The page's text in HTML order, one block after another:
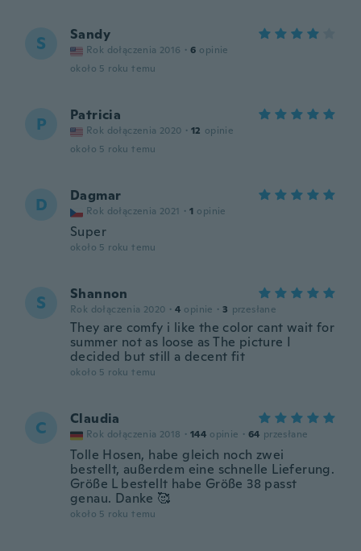
S Sandy
Rok dołączenia 2016 · 6 opinie
około 5 roku temu
P Patricia
Rok dołączenia 2020 · 12 opinie
około 5 roku temu
D Dagmar
Rok dołączenia 2021 · 1 opinie
Super
około 5 roku temu
S Shannon
Rok dołączenia 2020 · 4 opinie · 3 przesłane
They are comfy i like the color cant wait for
summer not as loose as The picture I
decided but still a decent fit
około 5 roku temu
C Claudia
Rok dołączenia 2018 · 144 opinie · 64 przesłane
Tolle Hosen, habe gleich noch zwei
bestellt, außerdem eine schnelle Lieferung.
Größe L bestellt habe Größe 38 passt
genau. Danke 🥰
około 5 roku temu